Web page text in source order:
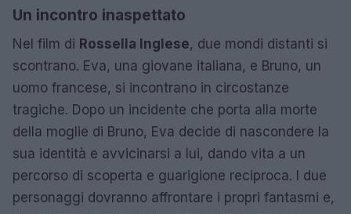
Un incontro inaspettato
Nel film di Rossella Inglese, due mondi distanti si
scontrano. Eva, una giovane italiana, e Bruno, un
uomo francese, si incontrano in circostanze
tragiche. Dopo un incidente che porta alla morte
della moglie di Bruno, Eva decide di nascondere la
sua identità e avvicinarsi a lui, dando vita a un
percorso di scoperta e guarigione reciproca. I due
personaggi dovranno affrontare i propri fantasmi e,